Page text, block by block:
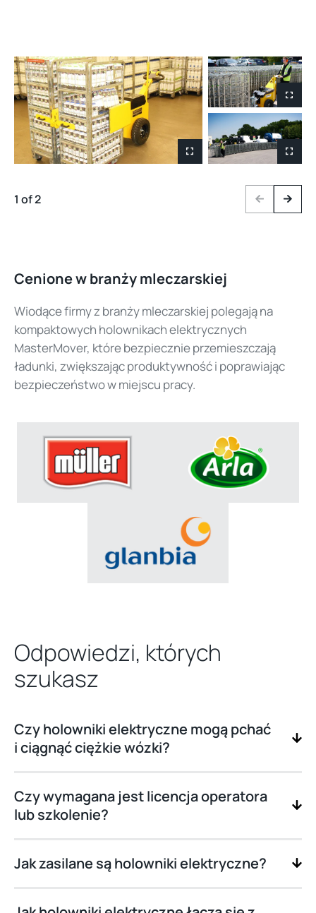
1 of 2 PreviousNext
Cenione w branży mleczarskiej
Wiodące firmy z branży mleczarskiej polegają na
kompaktowych holownikach elektrycznych
MasterMover, które bezpiecznie przemieszczają
ładunki, zwiększając produktywność i poprawiając
bezpieczeństwo w miejscu pracy.
Odpowiedzi, których
szukasz
Czy holowniki elektryczne mogą pchać
i ciągnąć ciężkie wózki?
Czy wymagana jest licencja operatora
lub szkolenie?
Jak zasilane są holowniki elektryczne?